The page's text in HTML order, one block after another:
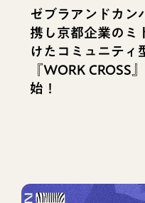
ゼブラアンドカン
携し京都企業のミ
けたコミュニティ
『WORK CROSS
始！